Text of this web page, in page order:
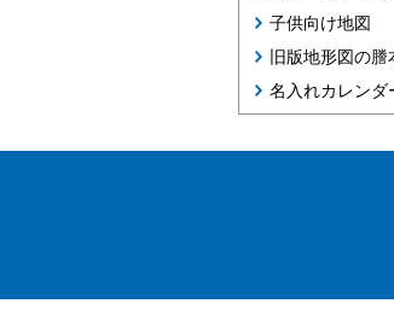
子供向け地図
旧版地形図の謄
名入れカレンダ